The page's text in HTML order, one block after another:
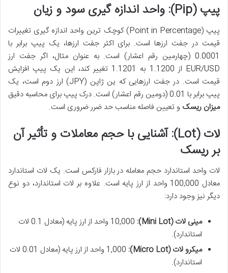
پیپ (Pip): واحد اندازه گیری سود و زیان
پیپ (Point in Percentage) کوچک ترین واحد اندازه گیری تغییرات
قیمت در جفت ارزها است. برای اکثر جفت ارزها، یک پیپ برابر با
0.0001 (چهارمین رقم اعشار) است. به عنوان مثال، اگر جفت ارز
EUR/USD از 1.1200 به 1.1201 تغییر کند، این یک پیپ افزایش
قیمت است. در جفت ارزهایی که ین ژاپن (JPY) ارز دوم است، یک
پیپ برابر با 0.01 (دومین رقم اعشار) است. درک پیپ برای محاسبه دقیق
میزان ریسک و تعیین فاصله مناسب حد ضرر ضروری است.
لات (Lot): آشنایی با حجم معاملات و تأثیر آن
بر ریسک
لات واحد استاندارد حجم معامله در بازار فارکس است. یک لات استاندارد
معادل 100,000 واحد از ارز پایه است. علاوه بر لات استاندارد، دو نوع
دیگر نیز وجود دارد:
مینی لات (Mini Lot):
10,000 واحد از ارز پایه (معادل 0.1 لات
استاندارد).
میکرو لات (Micro Lot):
1,000 واحد از ارز پایه (معادل 0.01 لات
استاندارد).